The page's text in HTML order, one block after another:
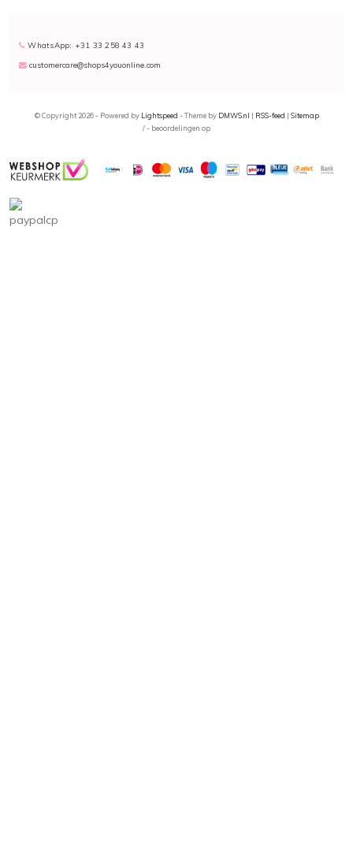
WhatsApp: +31 33 258 43 43
customercare@shops4youonline.com
© Copyright 2026 - Powered by Lightspeed - Theme by DMWS.nl | RSS-feed | Sitemap
/- beoordelingen op